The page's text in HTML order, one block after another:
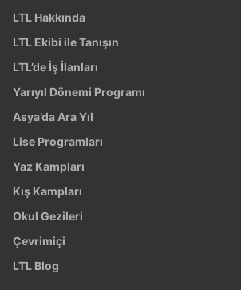
LTL Hakkında
LTL Ekibi ile Tanışın
LTL’de İş İlanları
Yarıyıl Dönemi Programı
Asya’da Ara Yıl
Lise Programları
Yaz Kampları
Kış Kampları
Okul Gezileri
Çevrimiçi
LTL Blog